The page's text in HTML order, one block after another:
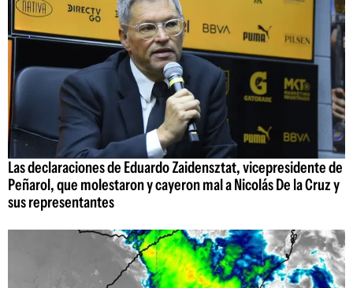
Las declaraciones de Eduardo Zaidensztat, vicepresidente de
Peñarol, que molestaron y cayeron mal a Nicolás De la Cruz y
sus representantes